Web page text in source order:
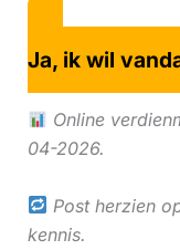
Ja, ik wil
Online
04-2026.
Post herzien
kennis.